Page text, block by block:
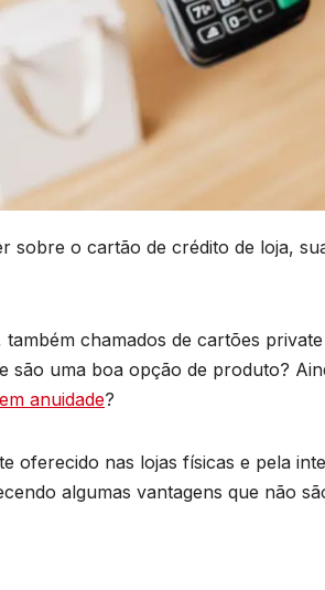
sobre o cartão de crédito de loja,
chamados de cartões
são uma boa opção de produto?
anuidade?
oferecido nas lojas físicas e pela
algumas vantagens que não